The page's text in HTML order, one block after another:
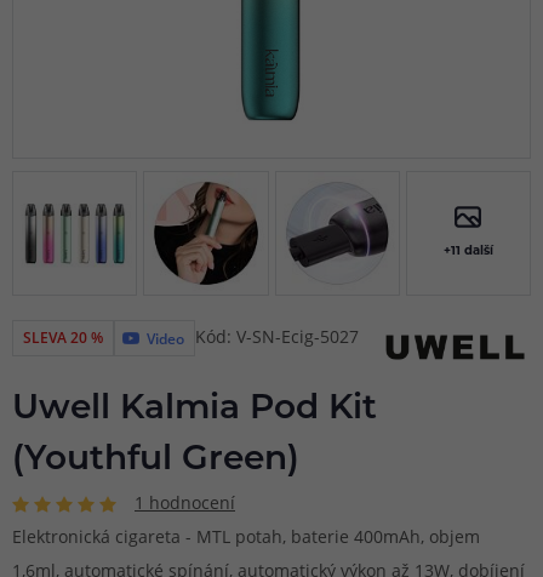
+11 další
SLEVA 20 % Video Kód: V-SN-Ecig-5027
Uwell Kalmia Pod Kit
(Youthful Green)
1 hodnocení
Elektronická cigareta - MTL potah, baterie 400mAh, objem
1,6ml, automatické spínání, automatický výkon až 13W, dobíjení